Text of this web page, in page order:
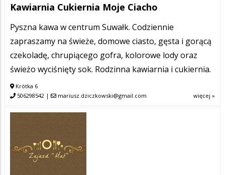
Kawiarnia Cukiernia Moje Ciacho
Pyszna kawa w centrum Suwałk. Codziennie
zapraszamy na świeże, domowe ciasto, gęsta i gorącą
czekoladę, chrupiącego gofra, kolorowe lody oraz
świeżo wyciśnięty sok. Rodzinna kawiarnia i cukiernia.
Krótka 6
506298542 | mariusz.dziczkowski@gmail.com więcej »